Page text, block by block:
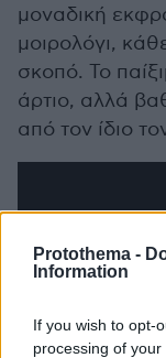
Protothema -
Information
If you wish to opt-
processing of
μοναδική
μοιρολόγι,
σκοπό. Το
άρτιο, αλλά
από τον ίδιο